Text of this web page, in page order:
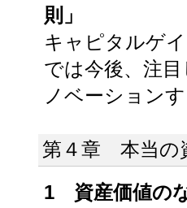
則」
キャピタルゲ
では今後、注
ノベーション
第４章 本当の
1 資産価値の